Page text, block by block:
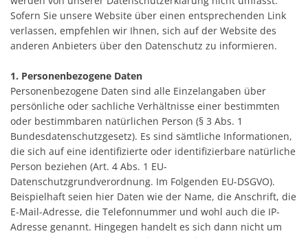
Sofern Sie unsere Website über einen entsprechenden Link
verlassen, empfehlen wir Ihnen, sich auf der Website des
anderen Anbieters über den Datenschutz zu informieren.
1. Personenbezogene Daten
Personenbezogene Daten sind alle Einzelangaben über
persönliche oder sachliche Verhältnisse einer bestimmten
oder bestimmbaren natürlichen Person (§ 3 Abs. 1
Bundesdatenschutzgesetz). Es sind sämtliche Informationen,
die sich auf eine identifizierte oder identifizierbare natürliche
Person beziehen (Art. 4 Abs. 1 EU-
Datenschutzgrundverordnung. Im Folgenden EU-DSGVO).
Beispielhaft seien hier Daten wie der Name, die Anschrift, die
E-Mail-Adresse, die Telefonnummer und wohl auch die IP-
Adresse genannt. Hingegen handelt es sich dann nicht um